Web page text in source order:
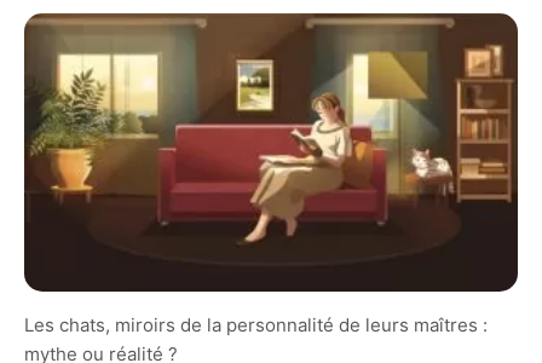
Les chats, miroirs de la personnalité de leurs maîtres :
mythe ou réalité ?